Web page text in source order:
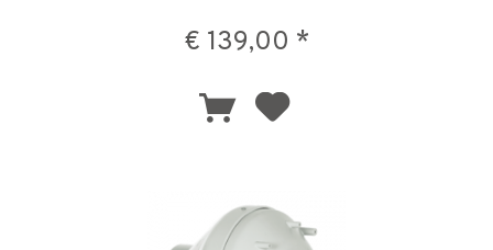
€ 139,00 *